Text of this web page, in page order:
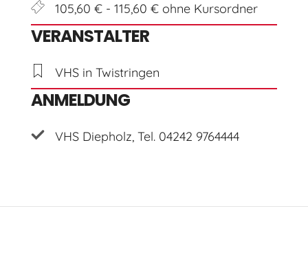
105,60 € - 115,60 € ohne Kursordner
VERANSTALTER
VHS in Twistringen
ANMELDUNG
VHS Diepholz, Tel. 04242 9764444